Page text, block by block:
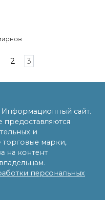
2 3
сайт.
предоставляются
и
торговые марки,
на контент
персональных